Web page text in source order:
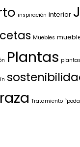
inspiración interior
Muebles
Plantas
Tratamiento `poda